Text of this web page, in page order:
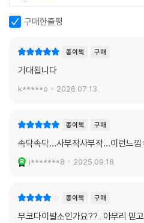
-우울한 시골 이야기에서 느껴지는 밝
-드라마로도 만들고 속편도 써주면 좋
구매한줄평
종이책 구매
기대됩니다
k*****o 2026.07.13.
종이책 구매
속닥속닥…사부작사부작…이런느낌
i*******8 2025.09.18.
종이책 구매
무코다이발소인가요??...아무리 믿